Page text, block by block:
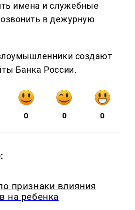
имена и служебные
в дежурную
создают
Банка России.
0 0 0
признаки влияния
на ребенка